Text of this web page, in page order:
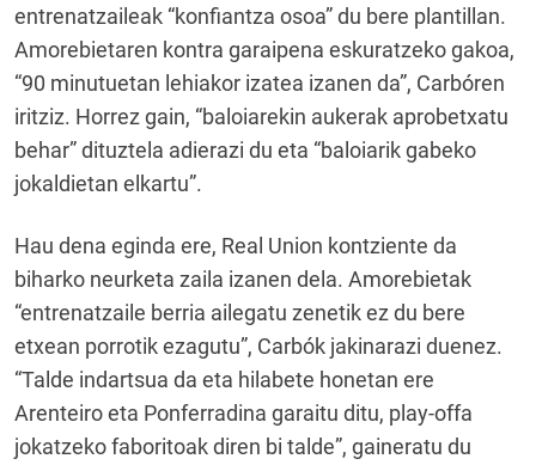
entrenatzaileak “konfiantza osoa” du bere plantillan.
Amorebietaren kontra garaipena eskuratzeko gakoa,
“90 minutuetan lehiakor izatea izanen da”, Carbóren
iritziz. Horrez gain, “baloiarekin aukerak aprobetxatu
behar” dituztela adierazi du eta “baloiarik gabeko
jokaldietan elkartu”.
Hau dena eginda ere, Real Union kontziente da
biharko neurketa zaila izanen dela. Amorebietak
“entrenatzaile berria ailegatu zenetik ez du bere
etxean porrotik ezagutu”, Carbók jakinarazi duenez.
“Talde indartsua da eta hilabete honetan ere
Arenteiro eta Ponferradina garaitu ditu, play-offa
jokatzeko faboritoak diren bi talde”, gaineratu du